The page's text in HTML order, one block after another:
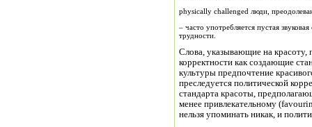
physically challenged люди,
– часто употребляется пустая
трудности.
Слова, указывающие на красоту,
корректности как создающие
культуры предпочтение
преследуется политической
стандарта красоты,
менее привлекательному
нельзя упоминать никак, и